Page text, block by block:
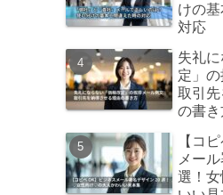
けの
対応
失礼
定」の
取引
の書
【コ
メー
選！